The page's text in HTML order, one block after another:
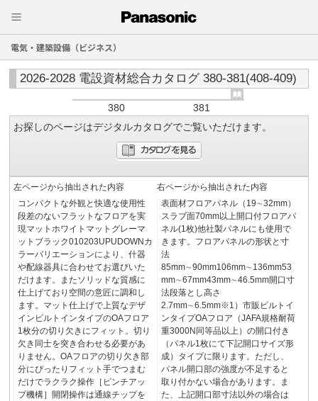
電気・建築設備（ビジネス）
2026-2028 電設資材総合カタログ 380-381(408-409)
380
381
お探しのページはデジタルカタログでご覧いただけます。
左ページから抽出された内容
コンパクトな外観と快適な使用性
段差のないフラットなフロアを実
現マットホワイトマットグレーマ
ットブラック010203UPUDOWNカ
ラーバリエーションにより、什器
や配線器具に合わせてお選びいた
だけます。またソリッドな質感に
仕上げており空間の意匠に調和し
ます。マット仕上げで上質なデザ
インビルトインタイプのOAフロア
1枚分の切り欠きにフィット。切り
欠き同士を突き合わせる必要があ
りません。OAフロアの切り欠き部
分にぴったりフィット手でつまむ
だけでラクラク操作［ピンチアッ
プ機構］開閉操作は通線チップを
右ページから抽出された内容
表面材フロアパネル（19∼32mm）
スラブ面70mm以上開口付フロアパ
ネル(1枚)他社製パネルにも使用で
きます。フロアパネルの形状と寸
法
85mm∼90mm106mm∼136mm53
mm∼67mm43mm∼46.5mm開口寸
法段落とし高さ
2.7mm∼6.5mm※1）市販ビルトイ
ンタイプOAフロア（JAFA規格耐荷
重3000N同等品以上）の開口付き
（パネル1枚にて下記開口サイズ形
成）タイプに限ります。ただし、
パネル開口部の強度が不足すると
取り付かない場合があります。ま
た、上記開口部寸法以外の場合は